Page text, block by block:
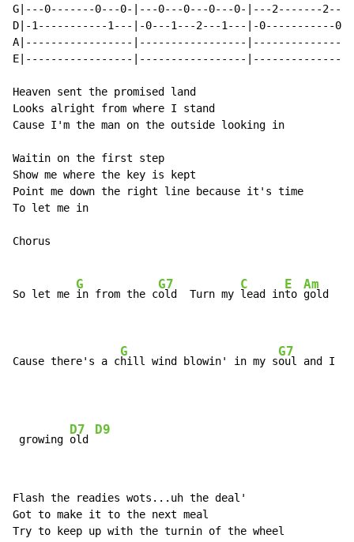
G|---0-------0---0-|---0---0---0---0-|---2-------2---
D|-1-----------1---|-0---1---2---1---|-0-----------
A|-----------------|-----------------
E|-----------------|-----------------
Heaven sent the promised land
Looks alright from where I stand
Cause I'm the man on the outside looking in
Waitin on the first step
Show me where the key is kept
Point me down the right line because it's time
To let me in
Chorus
So let me
G
in from the c
G7
old  Turn my
C
lead in
E
to
Am
gold
Cause there's a c
G
hill wind blowin' in my s
G7
oul and I
growing
D7
old
D9
Flash the readies wots...uh the deal'
Got to make it to the next meal
Try to keep up with the turnin of the wheel